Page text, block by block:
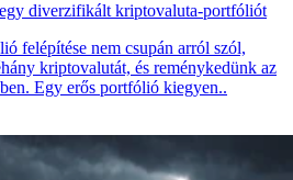
diverzifikált kriptovaluta-portfóliót
felépítése nem csupán arról szól,
kriptovalutát, és reménykedünk az
Egy erős portfólió kiegyen..